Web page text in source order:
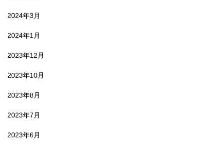
2024年3月
2024年1月
2023年12月
2023年10月
2023年8月
2023年7月
2023年6月